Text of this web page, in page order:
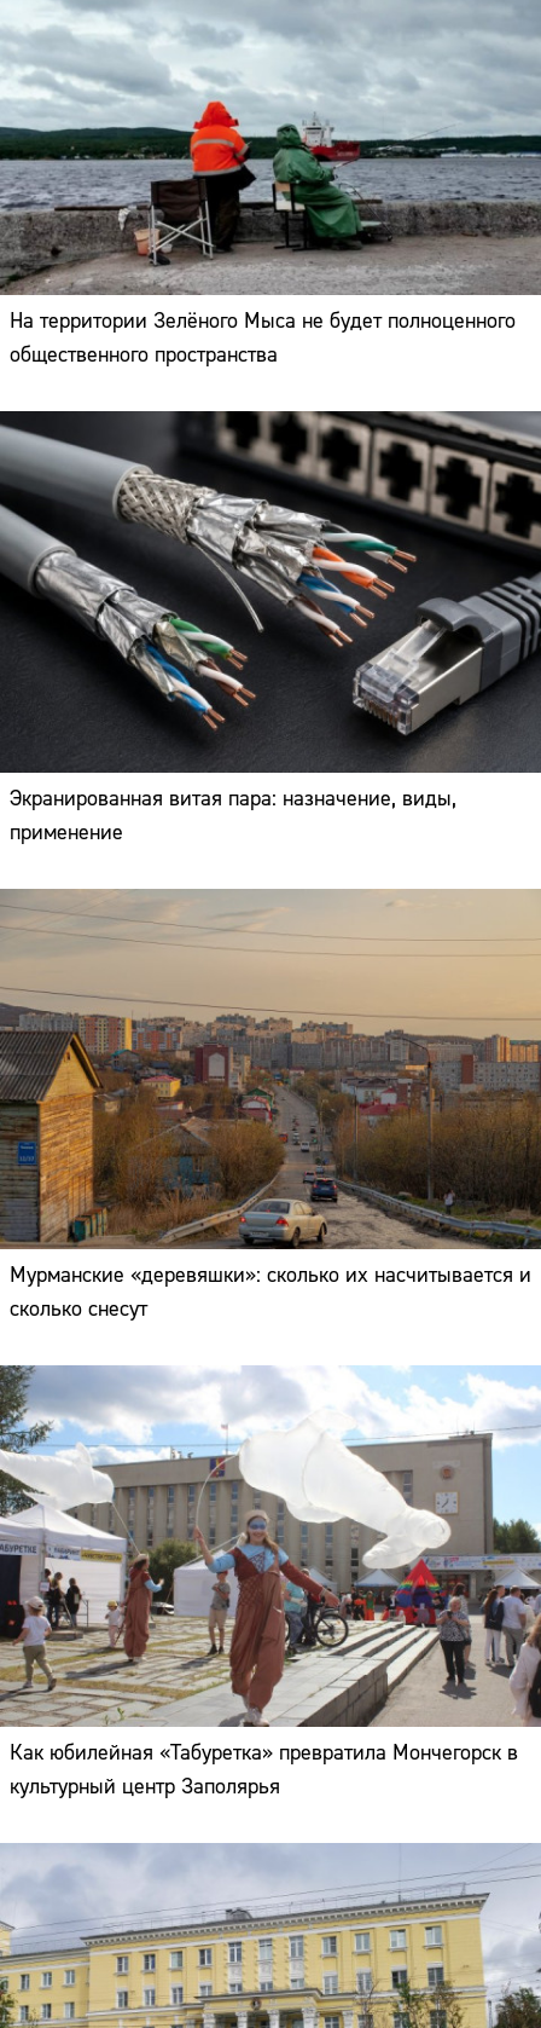
На территории Зелёного Мыса не будет полноценного
общественного пространства
Экранированная витая пара: назначение, виды,
применение
Мурманские «деревяшки»: сколько их насчитывается и
сколько снесут
Как юбилейная «Табуретка» превратила Мончегорск в
культурный центр Заполярья